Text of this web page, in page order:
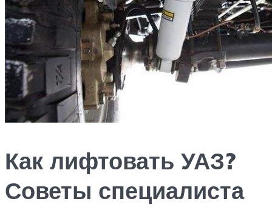
Как лифтовать УАЗ?
Советы специалиста